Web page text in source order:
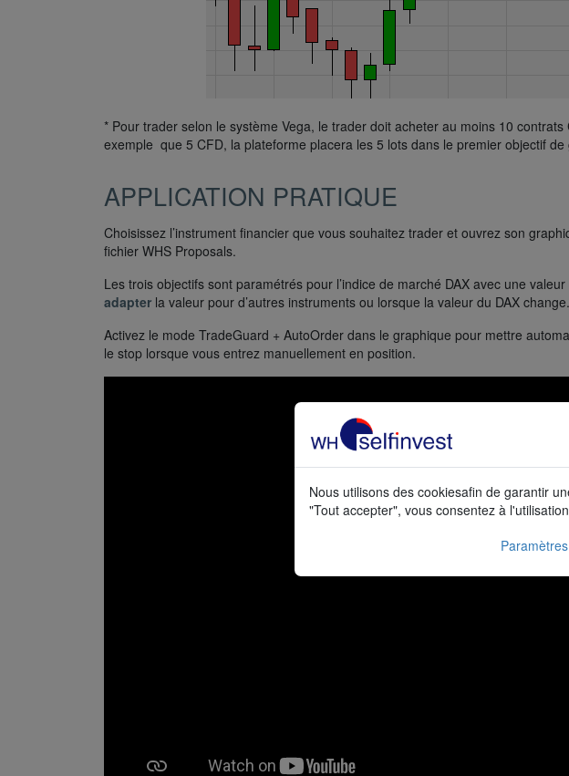
* Pour trader selon le système Vega, le trader doit acheter au moins 10
exemple que 5 CFD, la plateforme placera les 5 lots dans le premier objectif de
APPLICATION PRATIQUE
Choisissez l’instrument financier que vous souhaitez trader et ouvrez son
fichier WHS Proposals.
Les trois objectifs sont paramétrés pour l’indice de marché DAX avec une
adapter la valeur pour d’autres instruments ou lorsque la valeur du DAX change.
Activez le mode TradeGuard + AutoOrder dans le graphique pour mettre
le stop lorsque vous entrez manuellement en position.
Nous utilisons des cookiesafin de garantir
"Tout accepter", vous consentez à